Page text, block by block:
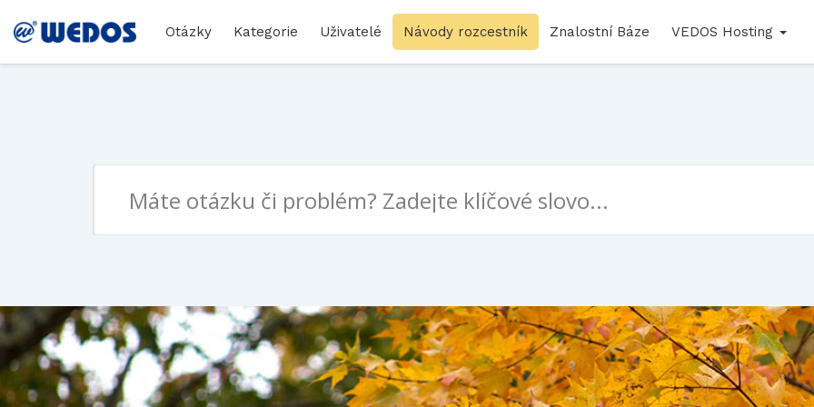
Otázky Kategorie Uživatelé Návody rozcestník Znalostní Báze VEDOS Hosting